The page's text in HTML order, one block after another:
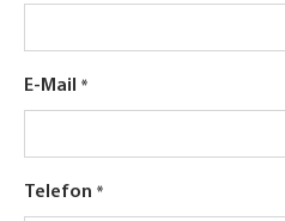
E-Mail
Telefon